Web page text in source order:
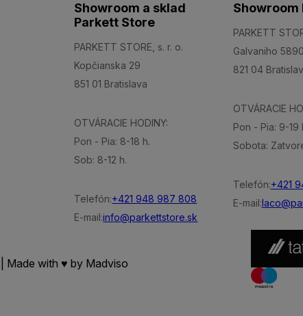
Showroom a sklad
Parkett Store
PARKETT STORE, s. r. o.
Kopčianska 29
851 01 Bratislava
OTVÁRACIE HODINY:
Pon - Pia: 8-18 h.
Sob: 8-12 h.
Telefón:+421 948 987 808
E-mail:info@parkettstore.sk
Showroom
PARKETT
Galvaniho
821 04
OTVÁRACIE
Pon - Pia: 9-19
Sobota:
Telefón:+421
E-mail:
Made with ♥ by Madviso